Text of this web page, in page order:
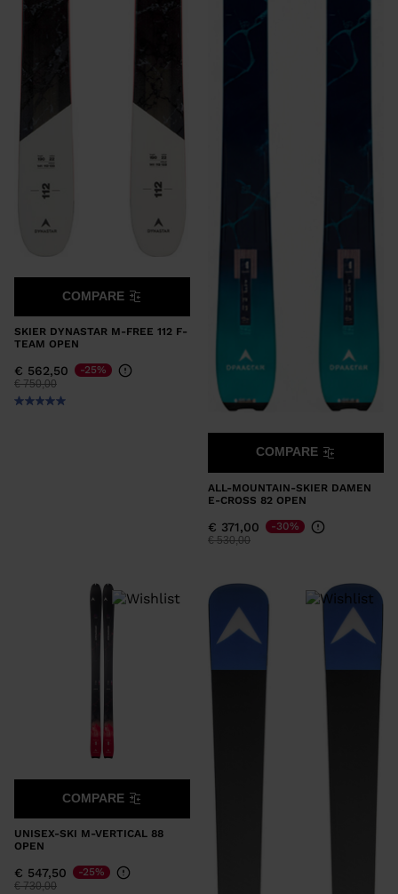
SKIER DYNASTAR M-FREE 112 F-
TEAM OPEN
€ 562,50
Preis reduziert von
€ 750,00auf
-25%
COMPARE
ALL-MOUNTAIN-SKIER DAMEN
E-CROSS 82 OPEN
€ 371,00
Preis reduziert von
€ 530,00auf
-30%
COMPARE
UNISEX-SKI M-VERTICAL 88
OPEN
€ 547,50
Preis reduziert von
€ 730,00auf
-25%
COMPARE